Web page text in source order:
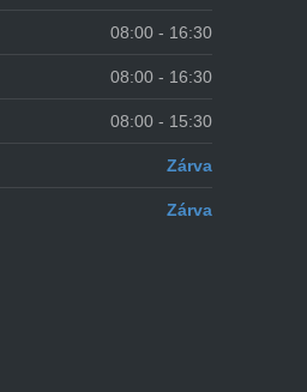
08:00 - 16:30
08:00 - 16:30
08:00 - 15:30
Zárva
Zárva